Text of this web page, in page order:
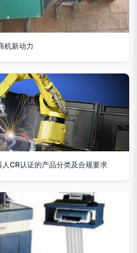
机新动力
CR认证的产品分类及合规要求